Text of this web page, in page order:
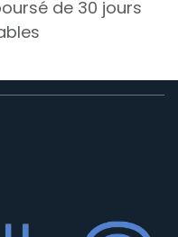
de 30 jours